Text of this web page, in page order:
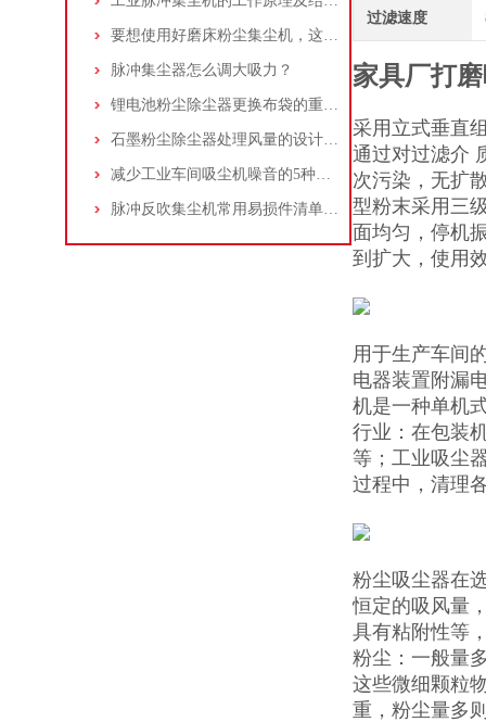
要想使用好磨床粉尘集尘机，这些条件可不能少
脉冲集尘器怎么调大吸力？
锂电池粉尘除尘器更换布袋的重要性与方法
石墨粉尘除尘器处理风量的设计，你了解多少
减少工业车间吸尘机噪音的5种方法
脉冲反吹集尘机常用易损件清单与更换周期建议
过滤速度
家具厂打
采用立式垂直
通过对过滤介
次污染，无扩
型粉末采用三
面均匀，停机
到扩大，使用
用于生产车间
电器装置附漏
机是一种单机
行业：在包装
等；工业吸尘
过程中，清理
粉尘吸尘器在
恒定的吸风量
具有粘附性等
粉尘：一般量
这些微细颗粒
重，粉尘量多